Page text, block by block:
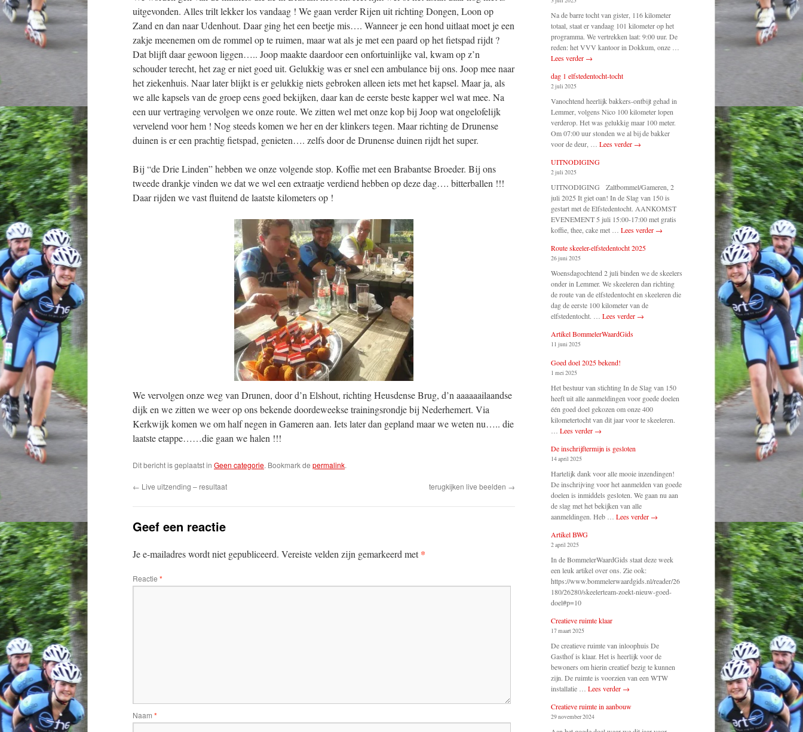
uitgevonden. Alles trilt lekker los vandaag ! We gaan verder Rijen uit richting Dongen, Loon op
Zand en dan naar Udenhout. Daar ging het een beetje mis…. Wanneer je een hond uitlaat moet je een
zakje meenemen om de rommel op te ruimen, maar wat als je met een paard op het fietspad rijdt ?
Dat blijft daar gewoon liggen….. Joop maakte daardoor een onfortuinlijke val, kwam op z’n
schouder terecht, het zag er niet goed uit. Gelukkig was er snel een ambulance bij ons. Joop mee naar
het ziekenhuis. Naar later blijkt is er gelukkig niets gebroken alleen iets met het kapsel. Maar ja, als
we alle kapsels van de groep eens goed bekijken, daar kan de eerste beste kapper wel wat mee. Na
een uur vertraging vervolgen we onze route. We zitten wel met onze kop bij Joop wat ongelofelijk
vervelend voor hem ! Nog steeds komen we her en der klinkers tegen. Maar richting de Drunense
duinen is er een prachtig fietspad, genieten…. zelfs door de Drunense duinen rijdt het super.
Bij “de Drie Linden” hebben we onze volgende stop. Koffie met een Brabantse Broeder. Bij ons
tweede drankje vinden we dat we wel een extraatje verdiend hebben op deze dag…. bitterballen !!!
Daar rijden we vast fluitend de laatste kilometers op !
We vervolgen onze weg van Drunen, door d’n Elshout, richting Heusdense Brug, d’n aaaaaailaandse
dijk en we zitten we weer op ons bekende doordeweekse trainingsrondje bij Nederhemert. Via
Kerkwijk komen we om half negen in Gameren aan. Iets later dan gepland maar we weten nu….. die
laatste etappe……die gaan we halen !!!
Dit bericht is geplaatst in Geen categorie. Bookmark de permalink.
← Live uitzending – resultaat terugkijken live beelden →
Geef een reactie
Je e-mailadres wordt niet gepubliceerd. Vereiste velden zijn gemarkeerd met*
Reactie *
Naam *
Na de barre tocht van gister, 116 kilometer
totaal, staat er vandaag 101 kilometer op het
programma. We vertrekken laat: 9:00 uur. De
reden: het VVV kantoor in Dokkum, onze …
Lees verder →
dag 1 elfstedentocht-tocht
2 juli 2025
Vanochtend heerlijk bakkers-ontbijt gehad in
Lemmer, volgens Nico 100 kilometer lopen
verderop. Het was gelukkig maar 100 meter.
Om 07:00 uur stonden we al bij de bakker
voor de deur, … Lees verder →
UITNODIGING
2 juli 2025
UITNODIGING Zaltbommel/Gameren, 2
juli 2025 It giet oan! In de Slag van 150 is
gestart met de Elfstedentocht. AANKOMST
EVENEMENT 5 juli 15:00-17:00 met gratis
koffie, thee, cake met … Lees verder →
Route skeeler-elfstedentocht 2025
26 juni 2025
Woensdagochtend 2 juli binden we de skeelers
onder in Lemmer. We skeeleren dan richting
de route van de elfstedentocht en skeeleren die
dag de eerste 100 kilometer van de
elfstedentocht. … Lees verder →
Artikel BommelerWaardGids
11 juni 2025
Goed doel 2025 bekend!
1 mei 2025
Het bestuur van stichting In de Slag van 150
heeft uit alle aanmeldingen voor goede doelen
één goed doel gekozen om onze 400
kilometertocht van dit jaar voor te skeeleren.
Lees verder →
De inschrijftermijn is gesloten
14 april 2025
Hartelijk dank voor alle mooie inzendingen!
De inschrijving voor het aanmelden van goede
doelen is inmiddels gesloten. We gaan nu aan
de slag met het bekijken van alle
aanmeldingen. Heb … Lees verder →
Artikel BWG
2 april 2025
In de BommelerWaardGids staat deze week
een leuk artikel over ons. Zie ook:
https://www.bommelerwaardgids.nl/reader/26
180/26280/skeelerteam-zoekt-nieuw-goed-
doel#p=10
Creatieve ruimte klaar
17 maart 2025
De creatieve ruimte van inloophuis De
Gasthof is klaar. Het is heerlijk voor de
bewoners om hierin creatief bezig te kunnen
zijn. De ruimte is voorzien van een WTW
installatie … Lees verder →
Creatieve ruimte in aanbouw
29 november 2024